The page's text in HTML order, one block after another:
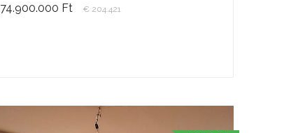
74.900.000 Ft € 204.421